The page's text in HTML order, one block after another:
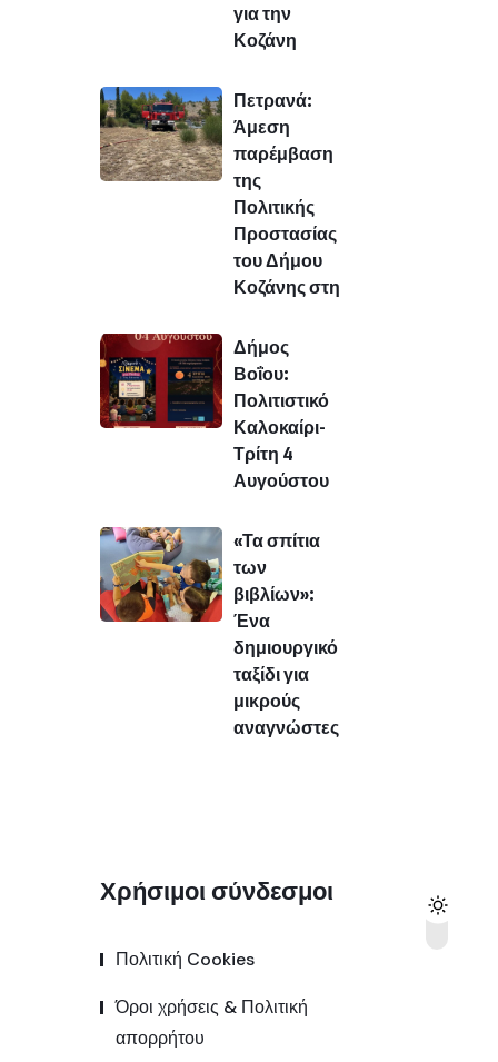
για την
Κοζάνη
Πετρανά:
Άμεση
παρέμβαση
της
Πολιτικής
Προστασίας
του Δήμου
Κοζάνης στη
Δήμος
Βοΐου:
Πολιτιστικό
Καλοκαίρι-
Τρίτη 4
Αυγούστου
«Τα σπίτια
των
βιβλίων»:
Ένα
δημιουργικό
ταξίδι για
μικρούς
αναγνώστες
Χρήσιμοι σύνδεσμοι
Πολιτική Cookies
Όροι χρήσεις & Πολιτική
απορρήτου